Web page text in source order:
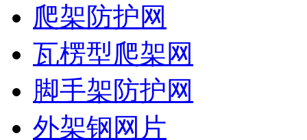
爬架防护网
瓦楞型爬架网
脚手架防护网
外架钢网片